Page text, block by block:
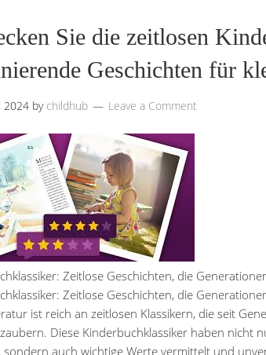
Sie die zeitlosen
Geschichten für
2024 by childhub Leave a Comment
Zeitlose Geschichten, die
Zeitlose Geschichten, die
ist reich an zeitlosen Klassikern, die seit
Diese Kinderbuchklassiker haben nicht
sondern auch wichtige Werte vermittelt und